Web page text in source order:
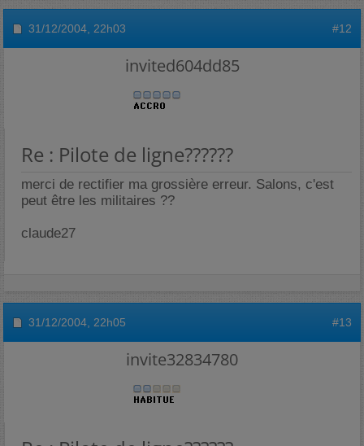
31/12/2004, 22h03 #12
invited604dd85
Re : Pilote de ligne??????
merci de rectifier ma grossière erreur. Salons, c'est
peut être les militaires ??
claude27
31/12/2004, 22h05 #13
invite32834780